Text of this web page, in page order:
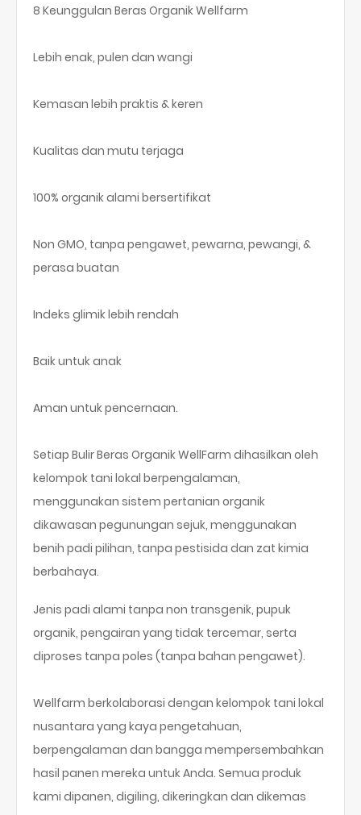
8 Keunggulan Beras Organik Wellfarm
Lebih enak, pulen dan wangi
Kemasan lebih praktis & keren
Kualitas dan mutu terjaga
100% organik alami bersertifikat
Non GMO, tanpa pengawet, pewarna, pewangi, &
perasa buatan
Indeks glimik lebih rendah
Baik untuk anak
Aman untuk pencernaan.
Setiap Bulir Beras Organik WellFarm dihasilkan oleh
kelompok tani lokal berpengalaman,
menggunakan sistem pertanian organik
dikawasan pegunungan sejuk, menggunakan
benih padi pilihan, tanpa pestisida dan zat kimia
berbahaya.
Jenis padi alami tanpa non transgenik, pupuk
organik, pengairan yang tidak tercemar, serta
diproses tanpa poles (tanpa bahan pengawet).
Wellfarm berkolaborasi dengan kelompok tani lokal
nusantara yang kaya pengetahuan,
berpengalaman dan bangga mempersembahkan
hasil panen mereka untuk Anda. Semua produk
kami dipanen, digiling, dikeringkan dan dikemas